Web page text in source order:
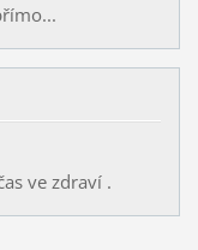
ve zdraví .